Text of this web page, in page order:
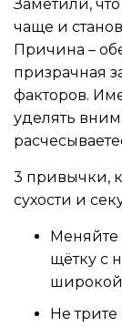
Заметили,
чаще и
Причина –
призрачная
факторов.
уделять
3 привычки,
сухости и
Меняйте
щётку с
широкой
Не